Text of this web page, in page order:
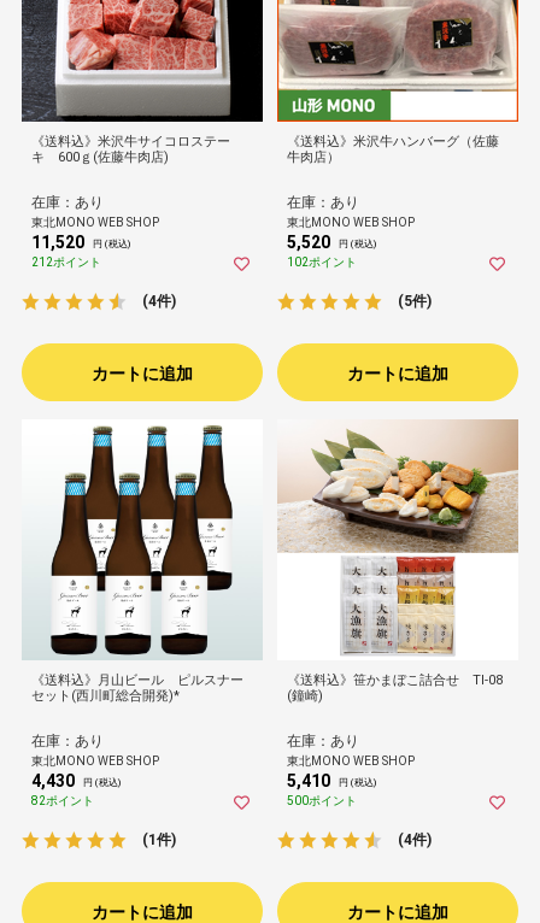
《送料込》米沢牛サイコロステー
キ 600ｇ(佐藤牛肉店)
在庫：あり
東北MONO WEB SHOP
11,520 円 (税込)
212ポイント
(4件)
カートに追加
《送料込》米沢牛ハンバーグ（佐藤
牛肉店）
在庫：あり
東北MONO WEB SHOP
5,520 円 (税込)
102ポイント
(5件)
カートに追加
《送料込》月山ビール ピルスナー
セット(西川町総合開発)*
在庫：あり
東北MONO WEB SHOP
4,430 円 (税込)
82ポイント
(1件)
カートに追加
《送料込》笹かまぼこ詰合せ TI-08
(鐘崎)
在庫：あり
東北MONO WEB SHOP
5,410 円 (税込)
500ポイント
(4件)
カートに追加